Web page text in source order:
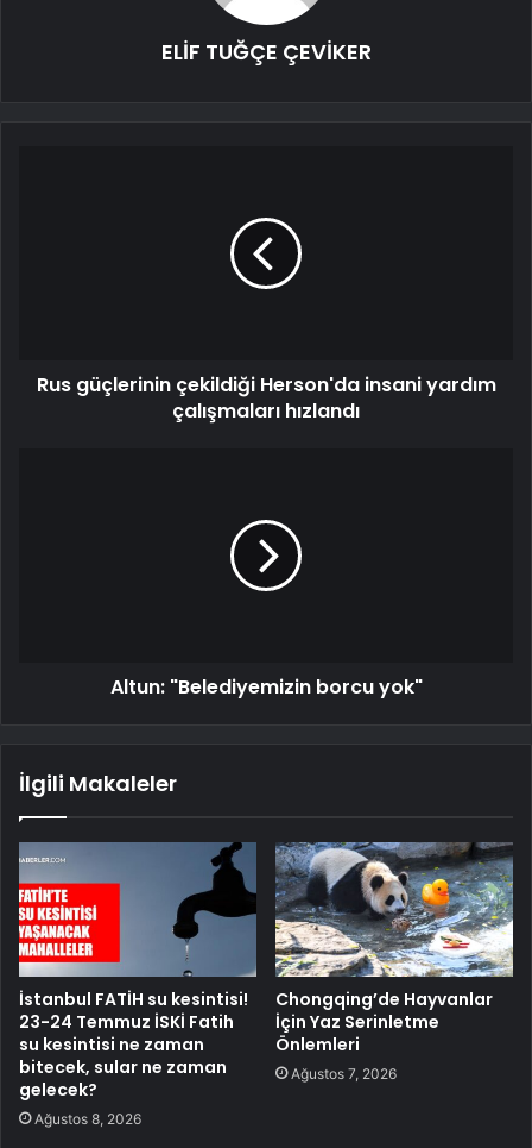
ELİF TUĞÇE ÇEVİKER
Rus güçlerinin çekildiği Herson'da insani yardım
çalışmaları hızlandı
Altun: "Belediyemizin borcu yok"
İlgili Makaleler
İstanbul FATİH su kesintisi!
23-24 Temmuz İSKİ Fatih
su kesintisi ne zaman
bitecek, sular ne zaman
gelecek?
Ağustos 8, 2026
Chongqing’de Hayvanlar
İçin Yaz Serinletme
Önlemleri
Ağustos 7, 2026